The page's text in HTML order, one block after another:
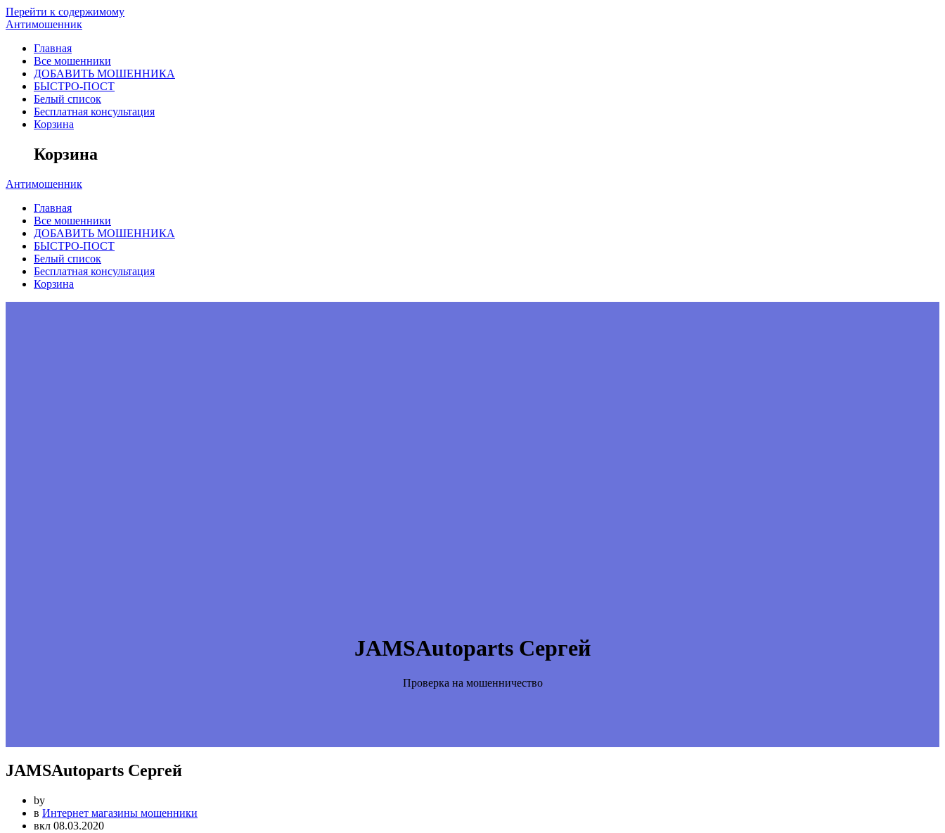
Перейти к содержимому
Антимошенник
Главная
Все мошенники
ДОБАВИТЬ МОШЕННИКА
БЫСТРО-ПОСТ
Белый список
Бесплатная консультация
Корзина
Корзина
Антимошенник
Главная
Все мошенники
ДОБАВИТЬ МОШЕННИКА
БЫСТРО-ПОСТ
Белый список
Бесплатная консультация
Корзина
JAMSAutoparts Сергей
Проверка на мошенничество
JAMSAutoparts Сергей
by
в Интернет магазины мошенники
вкл 08.03.2020